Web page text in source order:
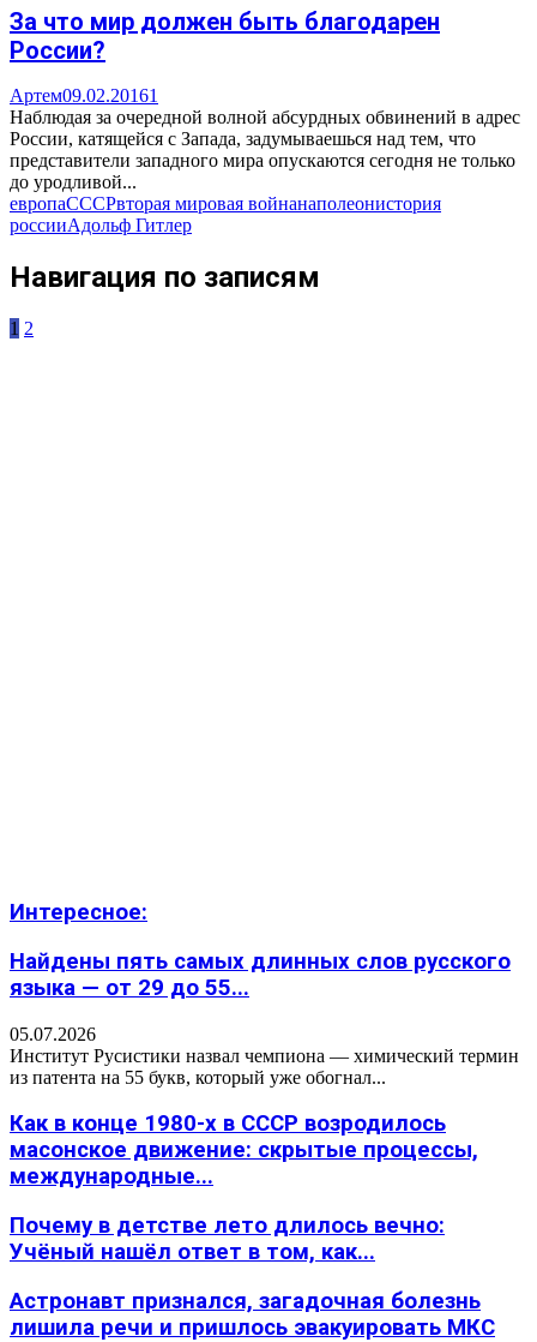
За что мир должен быть благодарен
России?
Артем09.02.20161
Наблюдая за очередной волной абсурдных обвинений в адрес
России, катящейся с Запада, задумываешься над тем, что
представители западного мира опускаются сегодня не только
до уродливой...
европаСССРвторая мировая войнанаполеонистория
россииАдольф Гитлер
Навигация по записям
1 2
Интересное:
Найдены пять самых длинных слов русского
языка — от 29 до 55...
05.07.2026
Институт Русистики назвал чемпиона — химический термин
из патента на 55 букв, который уже обогнал...
Как в конце 1980-х в СССР возродилось
масонское движение: скрытые процессы,
международные...
Почему в детстве лето длилось вечно:
Учёный нашёл ответ в том, как...
Астронавт признался, загадочная болезнь
лишила речи и пришлось эвакуировать МКС